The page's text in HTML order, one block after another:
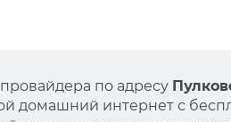
по адресу
домашний интернет с